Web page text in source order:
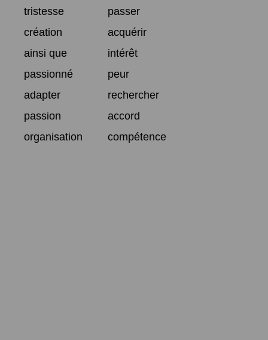
tristesse
passer
création
acquérir
ainsi que
intérêt
passionné
peur
adapter
rechercher
passion
accord
organisation
compétence